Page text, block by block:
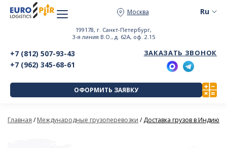
Москва
199178, г. Санкт-Петербург,
3-я линия В.О., д. 62А, оф. 2.15
+7 (812) 507-93-43
+7 (962) 345-68-61
ЗАКАЗАТЬ ЗВОНОК
ОФОРМИТЬ ЗАЯВКУ
Главная /Международные грузоперевозки /Доставка грузов в Индию